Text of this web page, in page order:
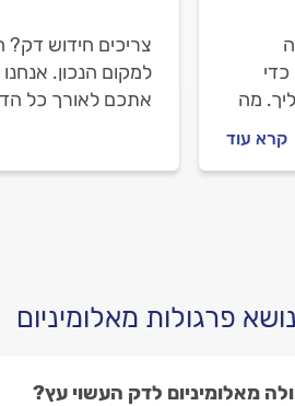
כדי
מה
מול
קרא עוד
צריכים חידוש
למקום הנכון. אנחנו
אתכם לאורך כל
כולל, איך מתנהלים
הדקים וכמה עולה
פרגולות מאלומיניום
מאלומיניום לדק העשוי עץ?